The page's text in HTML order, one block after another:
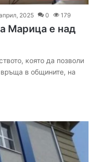
2025 0 179
Марица е над
която да позволи
връща в общините, на